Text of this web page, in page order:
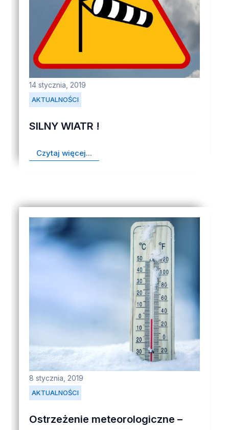
AKTUALNOŚCI
14 stycznia, 2019
SILNY WIATR !
Czytaj więcej...
AKTUALNOŚCI
8 stycznia, 2019
Ostrzeżenie meteorologiczne –